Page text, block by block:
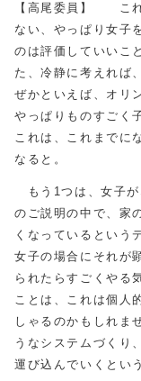
【高尾委員】 これ
ない、やっぱり女子
のは評価していいこ
た、冷静に考えれば
ぜかといえば、オリ
やっぱりものすごく
これは、これまでに
なると。
もう1つは、女子が
のご説明の中で、家
くなっているという
女子の場合にそれが
られたらすごくやる
ことは、これは個人
しゃるのかもしれま
うなシステムづくり
運び込んでいくとい